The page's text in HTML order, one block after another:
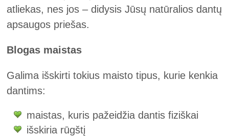
atliekas, nes jos – didysis Jūsų natūralios dantų
apsaugos priešas.
Blogas maistas
Galima išskirti tokius maisto tipus, kurie kenkia
dantims:
maistas, kuris pažeidžia dantis fiziškai
išskiria rūgštį